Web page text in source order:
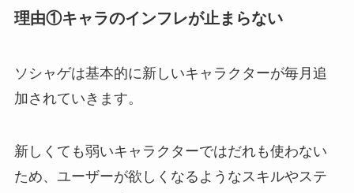
理由①キャラのインフレが止まらない
ソシャゲは基本的に新しいキャラクターが毎月追
加されていきます。
新しくても弱いキャラクターではだれも使わない
ため、ユーザーが欲しくなるようなスキルやステ